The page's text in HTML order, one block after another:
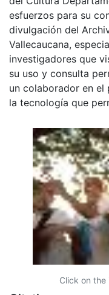
esfuerzos para su
divulgación del
Vallecaucana,
investigadores que
su uso y consulta
un colaborador en
la tecnología que
Click on